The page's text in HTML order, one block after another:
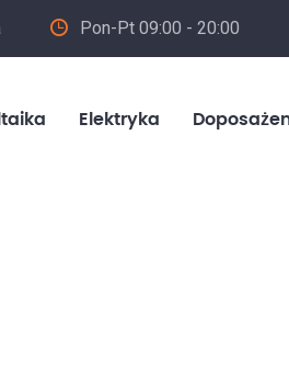
Pon-Pt 09:00 - 20:00
Elektryka